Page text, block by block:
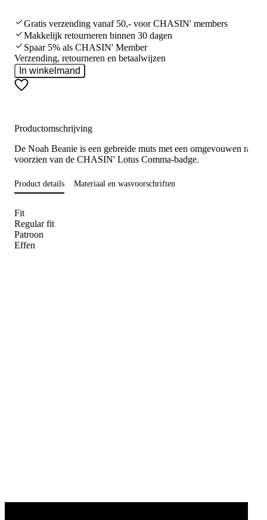
Gratis verzending vanaf 50,- voor CHASIN' members
Makkelijk retourneren binnen 30 dagen
Spaar 5% als CHASIN' Member
Verzending, retourneren en betaalwijzen
In winkelmand
Productomschrijving
De Noah Beanie is een gebreide muts met een omgevouwen rand
voorzien van de CHASIN' Lotus Comma-badge.
Product details Materiaal en wasvoorschriften
Fit
Regular fit
Patroon
Effen